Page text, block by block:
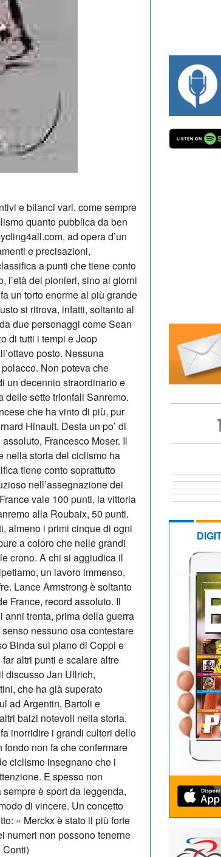
e bilanci vari, come sempre
quanto pubblica da ben
ad opera d’un
e precisazioni,
a punti che tiene conto
l’età dei pionieri, sino ai giorni
un torto enorme al più grande
si ritrova, infatti, soltanto al
due personaggi come Sean
di tutti i tempi e Joop
posto. Nessuna
Non poteva che
un decennio straordinario e
delle sette trionfali Sanremo.
che ha vinto di più, pur
Hinault. Desta un po’ di
Francesco Moser. Il
nella storia del ciclismo ha
tiene conto soprattutto
nell’assegnazione dei
vale 100 punti, la vittoria
alla Roubaix, 50 punti.
almeno i primi cinque di ogni
a coloro che nelle grandi
crono. A chi si aggiudica il
un lavoro immenso,
Lance Armstrong è soltanto
France, record assoluto. Il
trenta, prima della guerra
nessuno osa contestare
Binda sul piano di Coppi e
altri punti e scalare altre
discusso Jan Ullrich,
che ha già superato
ad Argentin, Bartoli e
balzi notevoli nella storia.
inorridire i grandi cultori dello
fondo non fa che confermare
ciclismo insegnano che i
E spesso non
è sport da leggenda,
di vincere. Un concetto
« Merckx è stato il più forte
numeri non possono tenerne
Conti)
#334 CHARLY WEGELIUS,